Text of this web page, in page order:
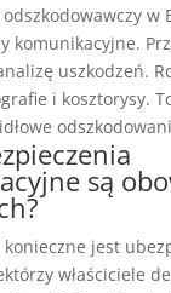
w
komunikacyjne.
uszkodzeń.
i kosztorysy.
są
jest
właściciele